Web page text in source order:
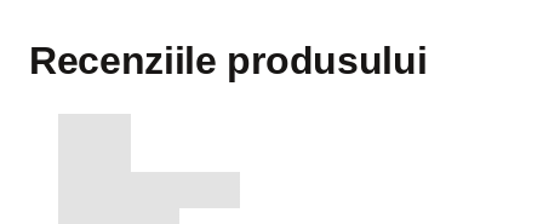
Recenziile produsului